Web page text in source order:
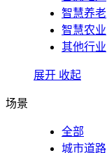
智慧养老
智慧农业
其他行业
展开 收起
场景
全部
城市道路